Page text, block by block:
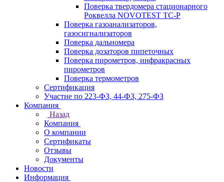
Поверка твердомера стационарного
Роквелла NOVOTEST TС-Р
Поверка газоанализаторов,
газосигнализаторов
Поверка дальномера
Поверка дозаторов пипеточных
Поверка пирометров, инфракрасных
пирометров
Поверка термометров
Сертификация
Участие по 223-ФЗ, 44-ФЗ, 275-ФЗ
Компания
Назад
Компания
О компании
Сертификаты
Отзывы
Документы
Новости
Информация